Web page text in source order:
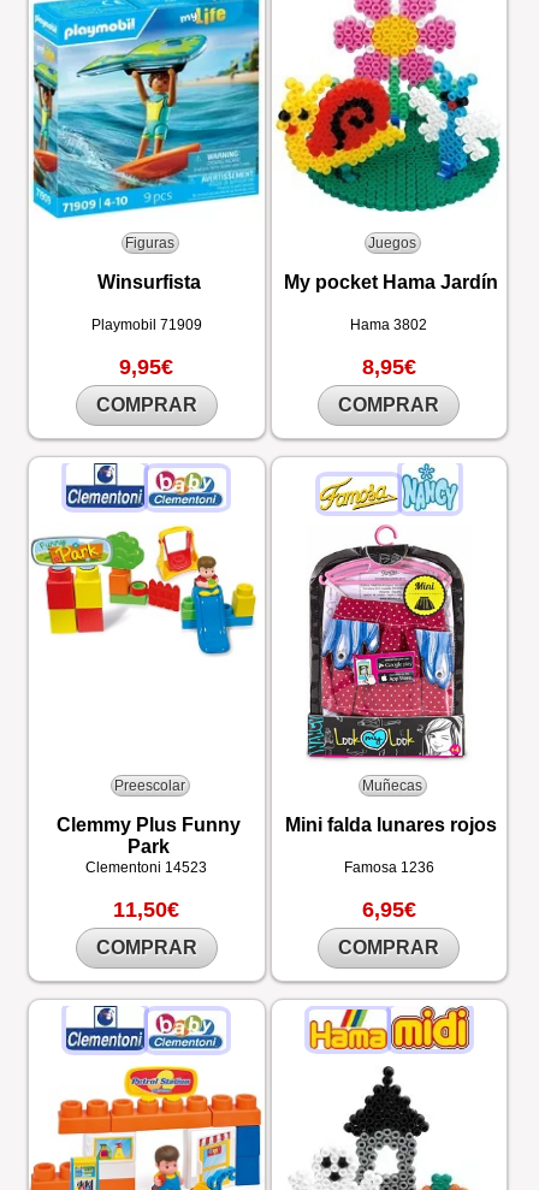
Figuras
Winsurfista
Playmobil 71909
9,95€
COMPRAR
Juegos
My pocket Hama Jardín
Hama3802
8,95€
COMPRAR
Preescolar
Clemmy Plus Funny
Park
Clementoni 14523
11,50€
COMPRAR
Muñecas
Mini falda lunares rojos
Famosa 1236
6,95€
COMPRAR